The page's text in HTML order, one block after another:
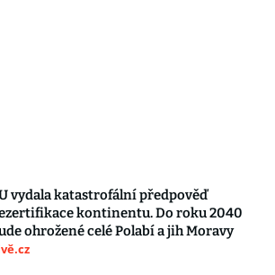
vydala katastrofální předpověď
kontinentu. Do roku 2040
ohrožené celé Polabí a jih Moravy